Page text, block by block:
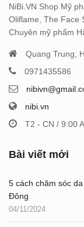
NiBi.VN Shop Mỹ
Oliflame, The Face
Chuyên mỹ phẩm
Quang Trung,
0971435586
nibi.vn
T2 - CN / 9:00
Bài viết mới
5 cách chăm sóc
Đông
04/11/2024